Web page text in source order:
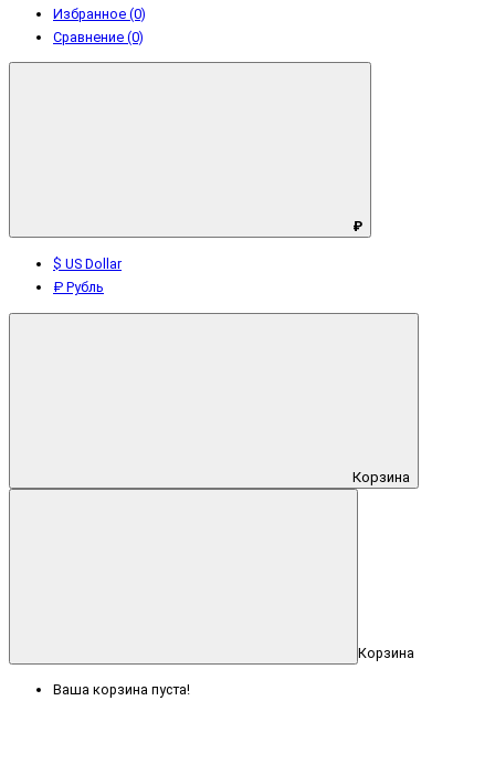
Избранное (0)
Сравнение (0)
₽
$ US Dollar
₽ Рубль
Корзина
Корзина
Ваша корзина пуста!